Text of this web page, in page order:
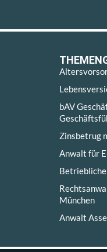
bAV
Zinsbetrug
Anwalt für
München
Anwalt